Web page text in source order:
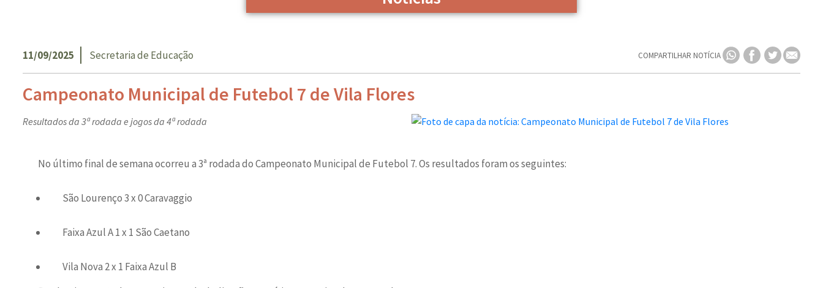
11/09/2025 Secretaria de Educação COMPARTILHAR NOTÍCIA
Campeonato Municipal de Futebol 7 de Vila Flores
Resultados da 3ª rodada e jogos da 4ª rodada
No último final de semana ocorreu a 3ª rodada do Campeonato Municipal de Futebol 7. Os resultados foram os seguintes:
São Lourenço 3 x 0 Caravaggio
Faixa Azul A 1 x 1 São Caetano
Vila Nova 2 x 1 Faixa Azul B